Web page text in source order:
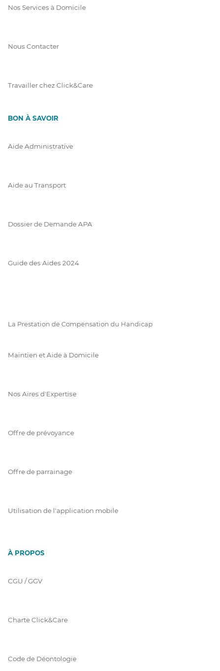
Nos Services à Domicile
Nous Contacter
Travailler chez Click&Care
BON À SAVOIR
Aide Administrative
Aide au Transport
Dossier de Demande APA
Guide des Aides 2024
La Prestation de Compensation du Handicap
Maintien et Aide à Domicile
Nos Aires d'Expertise
Offre de prévoyance
Offre de parrainage
Utilisation de l'application mobile
À PROPOS
CGU / GGV
Charte Click&Care
Code de Déontologie